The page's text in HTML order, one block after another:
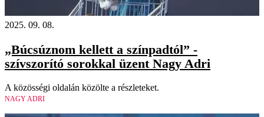
2025. 09. 08.
„Búcsúznom kellett a színpadtól” -
szívszorító sorokkal üzent Nagy Adri
A közösségi oldalán közölte a részleteket.
NAGY ADRI